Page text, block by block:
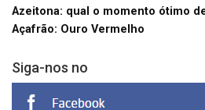
Azeitona: qual o momento ótimo
Açafrão: Ouro Vermelho
Siga-nos no